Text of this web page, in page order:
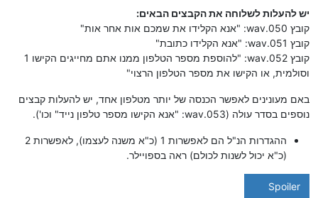
יש להעלות לשלוחה את הקבצים הבאים:
קובץ 050.wav: "אנא הקלידו את שמכם אות אחר אות"
קובץ 051.wav: "אנא הקלידו כתובת"
קובץ 052.wav: "להוספת מספר הטלפון ממנו אתם מחייגים הקישו 1
וסולמית, או הקישו את מספר הטלפון הרצוי"
באם מעונינים לאפשר הכנסה של יותר מטלפון אחד, יש להעלות קבצים
נוספים בסדר עולה (053.wav: "אנא הקישו מספר טלפון נייד" וכו').
ההגדרות הנ"ל הם לאפשרות 1 (כ"א משנה לעצמו), לאפשרות 2
(כ"א יכול לשנות לכולם) ראה בספויילר.
Spoiler